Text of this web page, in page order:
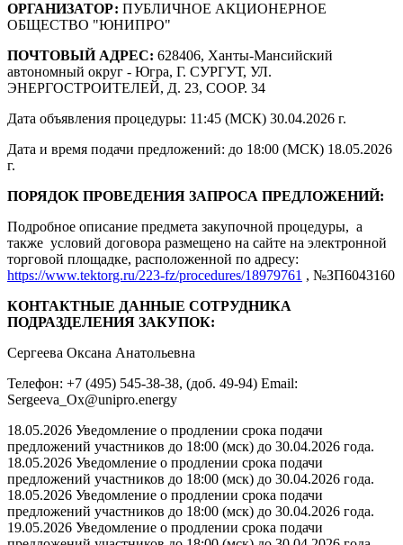
ОРГАНИЗАТОР: ПУБЛИЧНОЕ АКЦИОНЕРНОЕ
ОБЩЕСТВО "ЮНИПРО"
ПОЧТОВЫЙ АДРЕС: 628406, Ханты-Мансийский
автономный округ - Югра, Г. СУРГУТ, УЛ.
ЭНЕРГОСТРОИТЕЛЕЙ, Д. 23, СООР. 34
Дата объявления процедуры: 11:45 (МСК) 30.04.2026 г.
Дата и время подачи предложений: до 18:00 (МСК) 18.05.2026
г.
ПОРЯДОК ПРОВЕДЕНИЯ ЗАПРОСА ПРЕДЛОЖЕНИЙ:
Подробное описание предмета закупочной процедуры, а
также условий договора размещено на сайте на электронной
торговой площадке, расположенной по адресу:
https://www.tektorg.ru/223-fz/procedures/18979761 , №ЗП6043160
КОНТАКТНЫЕ ДАННЫЕ СОТРУДНИКА
ПОДРАЗДЕЛЕНИЯ ЗАКУПОК:
Сергеева Оксана Анатольевна
Телефон: +7 (495) 545-38-38, (доб. 49-94) Email:
Sergeeva_Ox@unipro.energy
18.05.2026 Уведомление о продлении срока подачи
предложений участников до 18:00 (мск) до 30.04.2026 года.
18.05.2026 Уведомление о продлении срока подачи
предложений участников до 18:00 (мск) до 30.04.2026 года.
18.05.2026 Уведомление о продлении срока подачи
предложений участников до 18:00 (мск) до 30.04.2026 года.
19.05.2026 Уведомление о продлении срока подачи